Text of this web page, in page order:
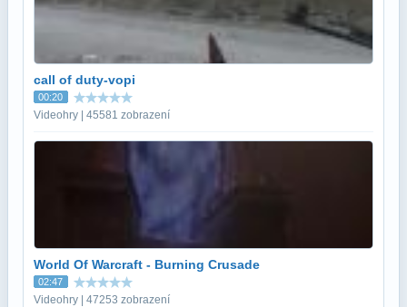
call of duty-vopi
00:20
Videohry | 45581 zobrazení
World Of Warcraft - Burning Crusade
02:47
Videohry | 47253 zobrazení